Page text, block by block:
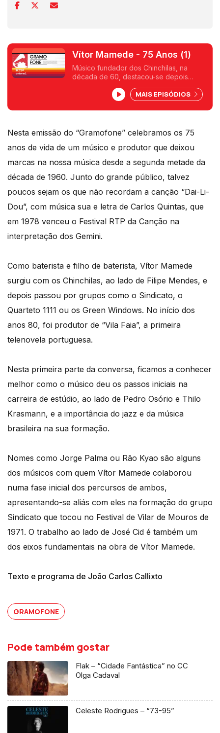
Vítor Mamede - 75 Anos (1)
Músico fundador dos Chinchilas, na
década de 60, destacou-se depois
primeira parte, conhecemos melhor o seu
percurso até inícios dos anos 70,
passando pelo Festival de Vilar de
MAIS EPISÓDIOS
Nesta emissão do “Gramofone” celebramos os 75
anos de vida de um músico e produtor que deixou
marcas na nossa música desde a segunda metade da
década de 1960. Junto do grande público, talvez
poucos sejam os que não recordam a canção “Dai-Li-
Dou”, com música sua e letra de Carlos Quintas, que
em 1978 venceu o Festival RTP da Canção na
interpretação dos Gemini.
Como baterista e filho de baterista, Vítor Mamede
surgiu com os Chinchilas, ao lado de Filipe Mendes, e
depois passou por grupos como o Sindicato, o
Quarteto 1111 ou os Green Windows. No início dos
anos 80, foi produtor de “Vila Faia”, a primeira
telenovela portuguesa.
Nesta primeira parte da conversa, ficamos a conhecer
melhor como o músico deu os passos iniciais na
carreira de estúdio, ao lado de Pedro Osório e Thilo
Krasmann, e a importância do jazz e da música
brasileira na sua formação.
Nomes como Jorge Palma ou Rão Kyao são alguns
dos músicos com quem Vítor Mamede colaborou
numa fase inicial dos percursos de ambos,
apresentando-se aliás com eles na formação do grupo
Sindicato que tocou no Festival de Vilar de Mouros de
1971. O trabalho ao lado de José Cid é também um
dos eixos fundamentais na obra de Vítor Mamede.
Texto e programa de João Carlos Callixto
GRAMOFONE
Pode também gostar
Flak – “Cidade Fantástica” no CC
Olga Cadaval
Celeste Rodrigues – “73-95”